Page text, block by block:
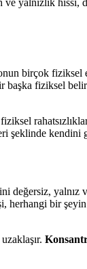
yalnızlık hissi,
birçok fiziksel
fiziksel
şeklinde kendini
değersiz,
herhangi bir